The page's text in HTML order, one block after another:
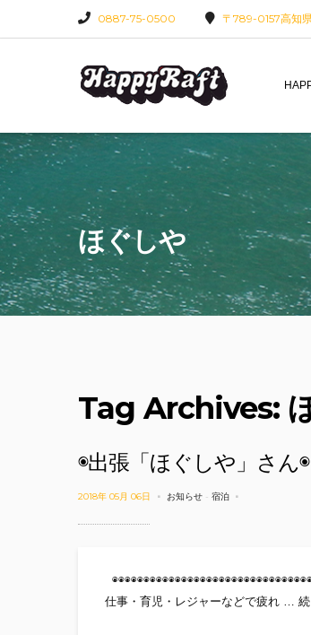
0887-75-0500 〒789-0157高知
ほぐしや
Tag Archives:
◉出張「ほぐしや」さん◉
2018年 05月 06日 お知らせ - 宿泊
仕事・育児・レジャーなどで疲れ …